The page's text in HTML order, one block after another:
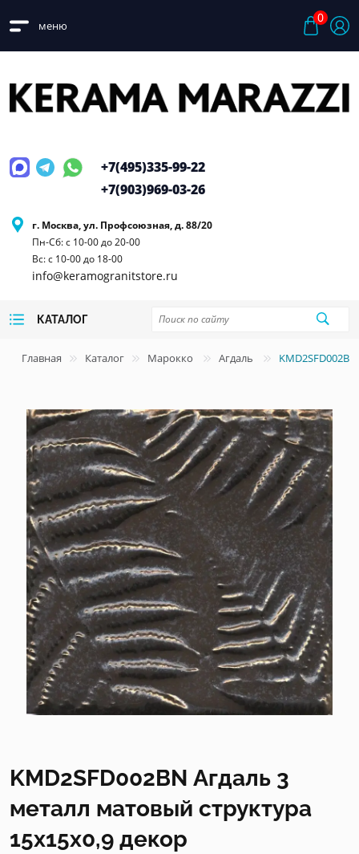
меню
0
г. Москва, ул. Профсоюзная, д. 88/20
Пн-Сб: с 10-00 до 20-00
Вс: с 10-00 до 18-00
info@keramogranitstore.ru
+7(495)335-99-22
+7(903)969-03-26
КАТАЛОГ
Главная Каталог Марокко Агдаль
KMD2SFD002BN Агдаль 3
металл матовый структура
15x15x0,9 декор